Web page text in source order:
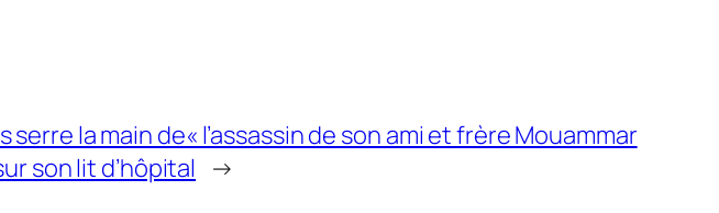
la main de« l’assassin de son ami et frère Mouammar
son lit d’hôpital
→